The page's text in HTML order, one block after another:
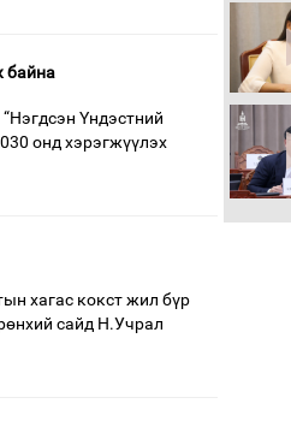
байна
Үндэстний
онд хэрэгжүүлэх
хагас кокст жил бүр
сайд Н.Учрал